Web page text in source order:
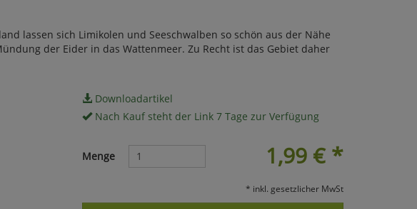
lassen sich Limikolen und Seeschwalben so schön aus der Nähe
der Eider in das Wattenmeer. Zu Recht ist das Gebiet daher
Downloadartikel
Nach Kauf steht der Link 7 Tage zur Verfügung
1,99 €*
Menge
* inkl. gesetzlicher MwSt